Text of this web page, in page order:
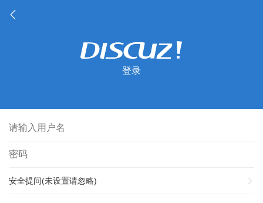
登录
安全提问(未设置请忽略)